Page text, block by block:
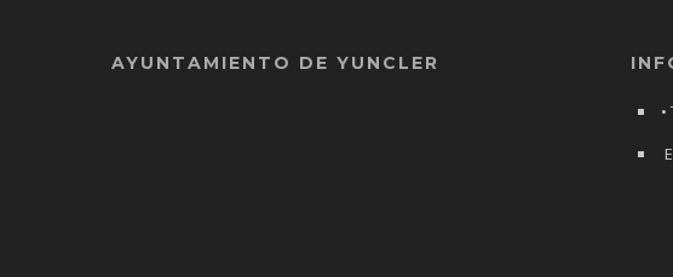
AYUNTAMIENTO DE YUNCLER